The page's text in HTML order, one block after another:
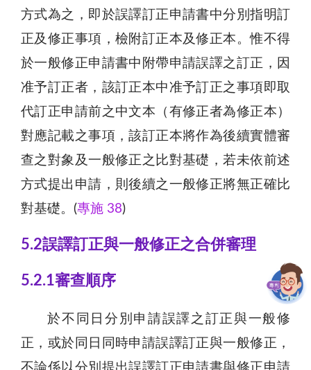
方式為之，即於誤譯訂正申請書中分別指明訂
正及修正事項，檢附訂正本及修正本。惟不得
於一般修正申請書中附帶申請誤譯之訂正，因
准予訂正者，該訂正本中准予訂正之事項即取
代訂正申請前之中文本（有修正者為修正本）
對應記載之事項，該訂正本將作為後續實體審
查之對象及一般修正之比對基礎，若未依前述
方式提出申請，則後續之一般修正將無正確比
對基礎。(專施 38)
5.2誤譯訂正與一般修正之合併審理
5.2.1審查順序
於不同日分別申請誤譯之訂正與一般修
正，或於同日同時申請誤譯訂正與一般修正，